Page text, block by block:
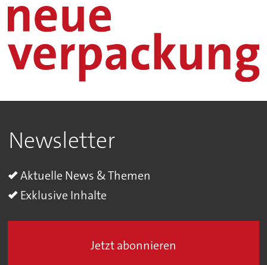
Newsletter
Aktuelle News & Themen
Exklusive Inhalte
Jetzt abonnieren